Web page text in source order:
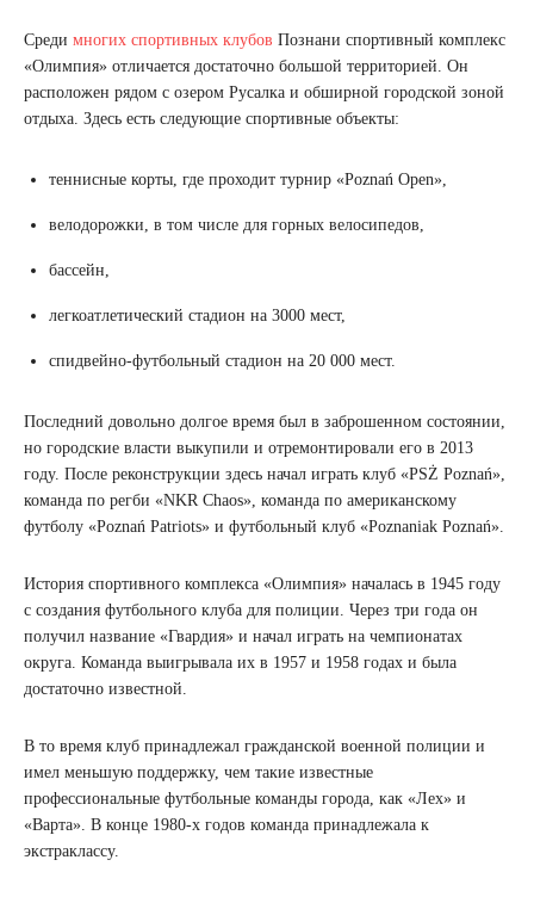
Среди многих спортивных клубов Познани спортивный комплекс
«Олимпия» отличается достаточно большой территорией. Он
расположен рядом с озером Русалка и обширной городской зоной
отдыха. Здесь есть следующие спортивные объекты:
теннисные корты, где проходит турнир «Poznań Open»,
велодорожки, в том числе для горных велосипедов,
бассейн,
легкоатлетический стадион на 3000 мест,
спидвейно-футбольный стадион на 20 000 мест.
Последний довольно долгое время был в заброшенном состоянии,
но городские власти выкупили и отремонтировали его в 2013
году. После реконструкции здесь начал играть клуб «PSŻ Poznań»,
команда по регби «NKR Chaos», команда по американскому
футболу «Poznań Patriots» и футбольный клуб «Poznaniak Poznań».
История спортивного комплекса «Олимпия» началась в 1945 году
с создания футбольного клуба для полиции. Через три года он
получил название «Гвардия» и начал играть на чемпионатах
округа. Команда выигрывала их в 1957 и 1958 годах и была
достаточно известной.
В то время клуб принадлежал гражданской военной полиции и
имел меньшую поддержку, чем такие известные
профессиональные футбольные команды города, как «Лех» и
«Варта». В конце 1980-х годов команда принадлежала к
экстраклассу.